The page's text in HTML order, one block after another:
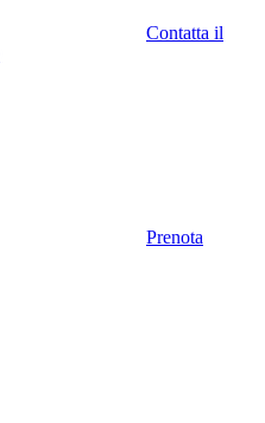
Contatta il
Prenota